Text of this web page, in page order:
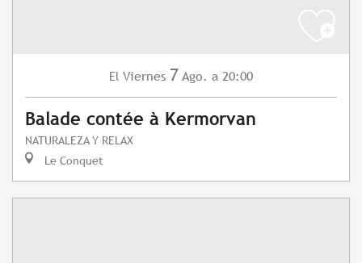
El Viernes 7 Ago. a 20:00
Balade contée à Kermorvan
NATURALEZA Y RELAX
Le Conquet